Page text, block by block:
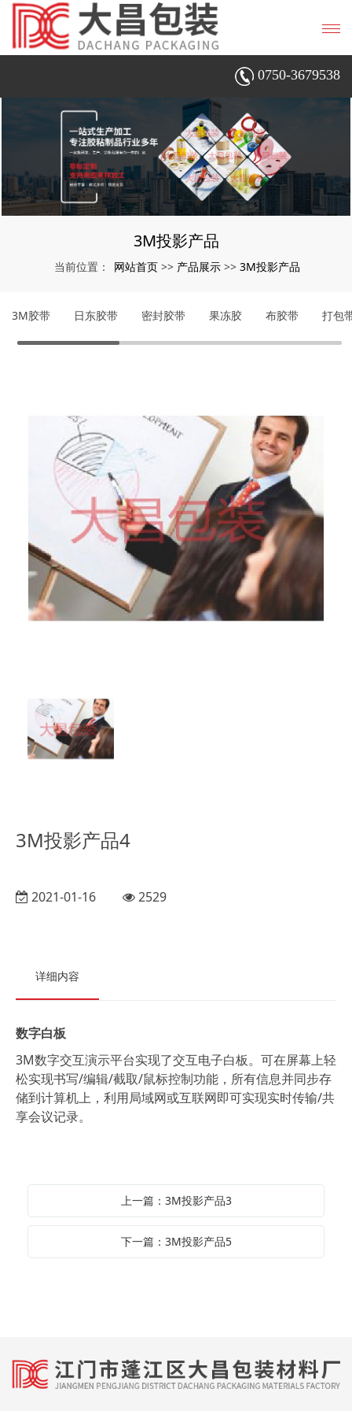
0750-3679538
3M投影产品
当前位置： 网站首页>> 产品展示>> 3M投影产品
3M胶带 日东胶带 密封胶带 果冻胶 布胶带 打包
3M投影产品4
2021-01-16 2529
详细内容
数字白板
3M数字交互演示平台实现了交互电子白板。可在屏幕上轻
松实现书写/编辑/截取/鼠标控制功能，所有信息并同步存
储到计算机上，利用局域网或互联网即可实现实时传输/共
享会议记录。
上一篇：3M投影产品3
下一篇：3M投影产品5